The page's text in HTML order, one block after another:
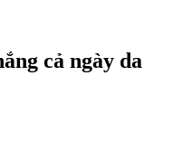
cả ngày da